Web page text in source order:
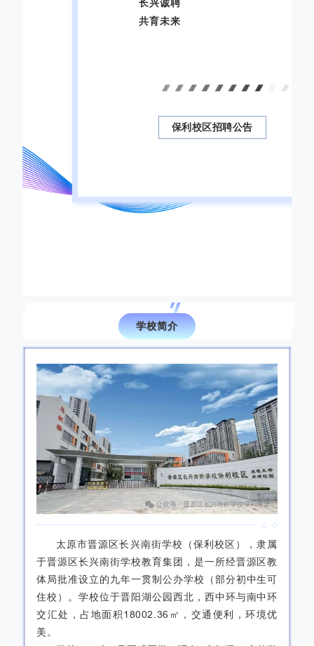
长兴诚聘
共育未来
保利校区招聘公告
01
学校简介
太原市晋源区长兴南街学校（保利校区），隶属
于晋源区长兴南街学校教育集团，是一所经晋源区教
体局批准设立的九年一贯制公办学校（部分初中生可
住校）。学校位于晋阳湖公园西北，西中环与南中环
交汇处，占地面积18002.36㎡，交通便利，环境优
美。